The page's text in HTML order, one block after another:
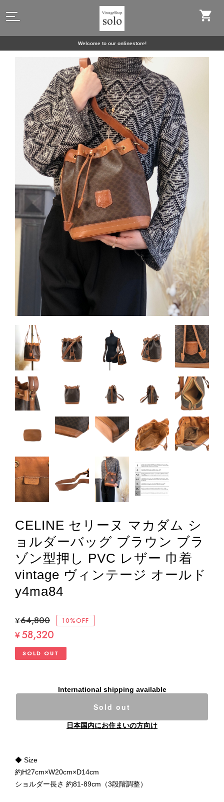
Welcome to our onlinestore!
CELINE セリーヌ マカダム シ
ョルダーバッグ ブラウン ブラ
ゾン型押し PVC レザー 巾着
vintage ヴィンテージ オールド
y4ma84
¥64,800 10%OFF
¥58,320
SOLD OUT
International shipping available
Sold out
日本国内にお住まいの方向け
◆ Size
約H27cm×W20cm×D14cm
ショルダー長さ 約81-89cm（3段階調整）